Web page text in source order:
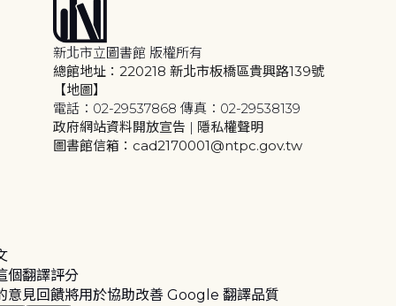
新北市立圖書館 版權所有
總館地址：220218 新北市板橋區貴興路139號
【地圖】
電話：02-29537868 傳真：02-29538139
政府網站資料開放宣告 | 隱私權聲明
圖書館信箱：cad2170001@ntpc.gov.tw
個翻譯評分
意見回饋將用於協助改善 Google 翻譯品質